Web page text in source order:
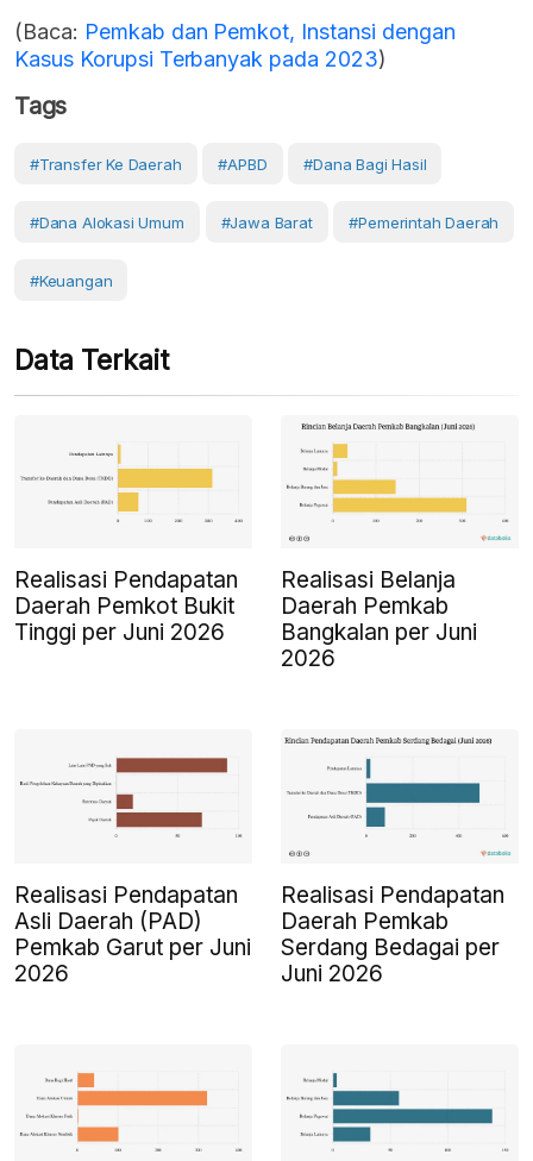
(Baca: Pemkab dan Pemkot, Instansi dengan
Kasus Korupsi Terbanyak pada 2023)
Tags
#Transfer Ke Daerah #APBD #Dana Bagi Hasil
#Dana Alokasi Umum #Jawa Barat #Pemerintah Daerah
#Keuangan
Data Terkait
Realisasi Pendapatan
Daerah Pemkot Bukit
Tinggi per Juni 2026
Realisasi Belanja
Daerah Pemkab
Bangkalan per Juni
2026
Realisasi Pendapatan
Asli Daerah (PAD)
Pemkab Garut per Juni
2026
Realisasi Pendapatan
Daerah Pemkab
Serdang Bedagai per
Juni 2026